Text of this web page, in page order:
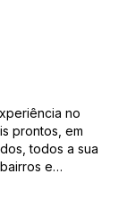
no
prontos, em
todos a sua
e